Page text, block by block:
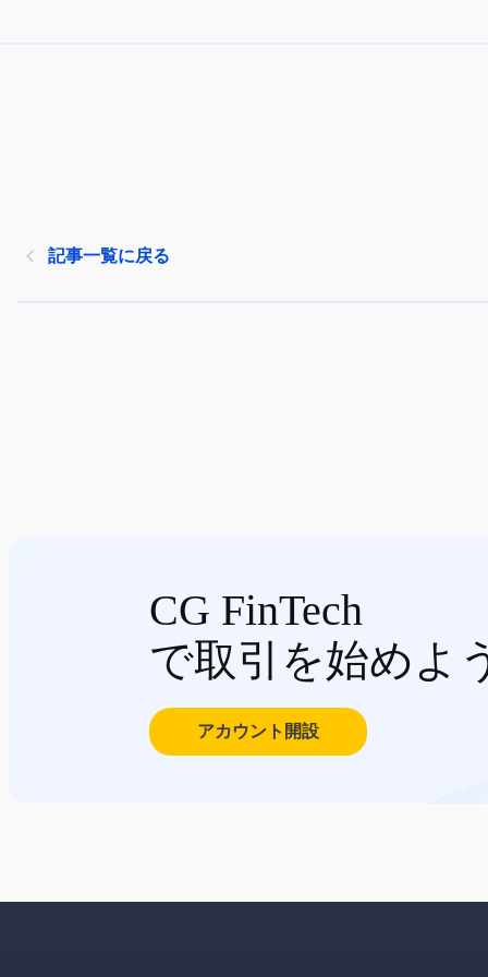
記事一覧に戻る
CG FinTech
で取引を始めよ
アカウント開設